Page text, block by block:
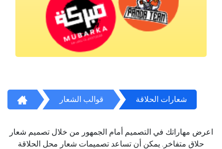
قوالب الشعار شعارات الحلاقة
اعرض مهاراتك في التصميم أمام الجمهور من خلال تصميم شعار
حلاق متفاخر. يمكن أن تساعد تصميمات شعار محل الحلاقة